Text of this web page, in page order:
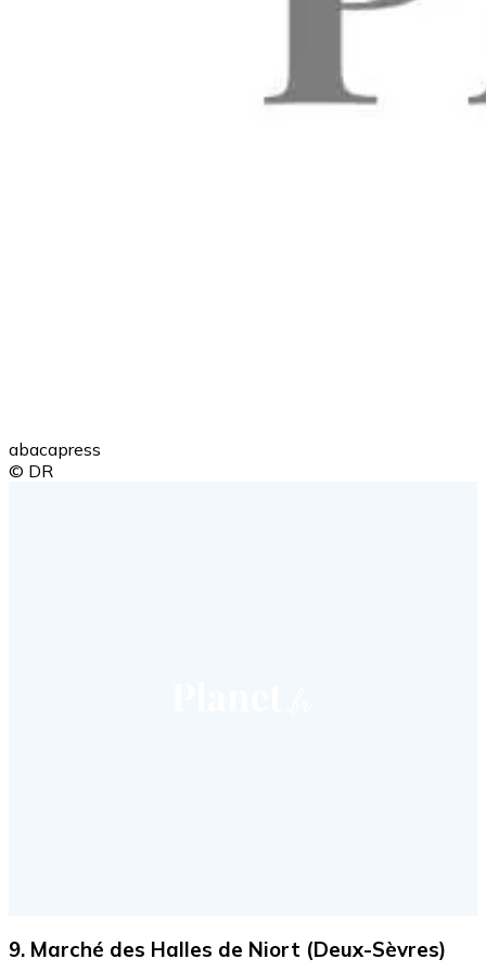
abacapress
© DR
9. Marché des Halles de Niort (Deux-Sèvres)